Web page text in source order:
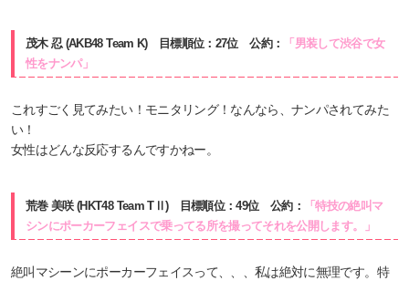
茂木 忍 (AKB48 Team K) 目標順位：27位 公約：
「男装して渋谷で女
性をナンパ」
これすごく見てみたい！モニタリング！なんなら、ナンパされてみた
い！
女性はどんな反応するんですかねー。
荒巻 美咲 (HKT48 Team TⅡ) 目標順位：49位 公約：
「特技の絶叫マ
シンにポーカーフェイスで乗ってる所を撮ってそれを公開します。」
絶叫マシーンにポーカーフェイスって、、、私は絶対に無理です。特